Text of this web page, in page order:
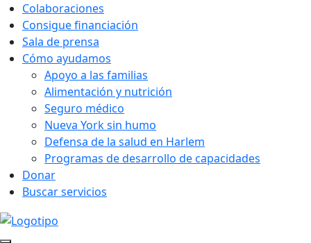
Colaboraciones
Consigue financiación
Sala de prensa
Cómo ayudamos
Apoyo a las familias
Alimentación y nutrición
Seguro médico
Nueva York sin humo
Defensa de la salud en Harlem
Programas de desarrollo de capacidades
Donar
Buscar servicios